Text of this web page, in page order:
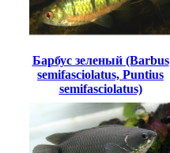
Барбус зеленый (Barbus
semifasciolatus, Puntius
semifasciolatus)